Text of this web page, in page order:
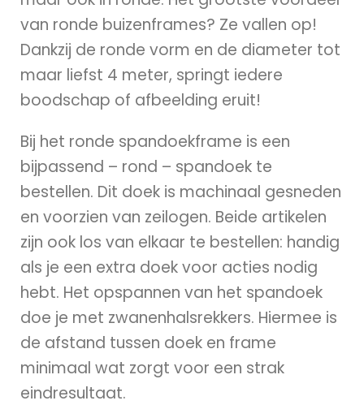
van ronde buizenframes? Ze vallen op!
Dankzij de ronde vorm en de diameter tot
maar liefst 4 meter, springt iedere
boodschap of afbeelding eruit!
Bij het ronde spandoekframe is een
bijpassend – rond – spandoek te
bestellen. Dit doek is machinaal gesneden
en voorzien van zeilogen. Beide artikelen
zijn ook los van elkaar te bestellen: handig
als je een extra doek voor acties nodig
hebt. Het opspannen van het spandoek
doe je met zwanenhalsrekkers. Hiermee is
de afstand tussen doek en frame
minimaal wat zorgt voor een strak
eindresultaat.